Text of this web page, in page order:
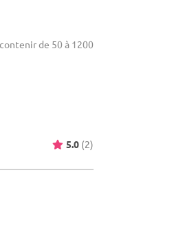
de 50 à 1200
5.0 (2)